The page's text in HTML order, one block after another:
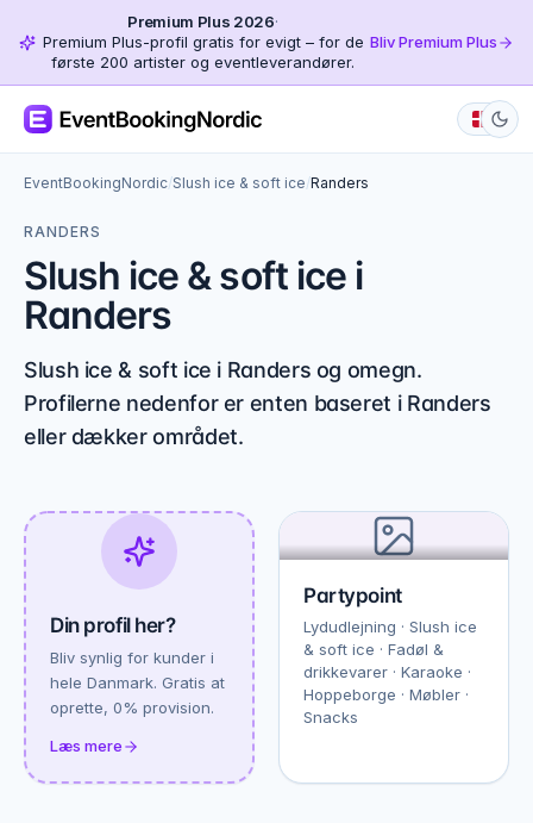
Premium Plus 2026·
Premium Plus-profil gratis for evigt – for de
første 200 artister og eventleverandører.
Bliv Premium Plus
EventBookingNordic/Slush ice & soft ice/Randers
RANDERS
Slush ice & soft ice i
Randers
Slush ice & soft ice i Randers og omegn.
Profilerne nedenfor er enten baseret i Randers
eller dækker området.
Din profil her?
Bliv synlig for kunder i
hele Danmark. Gratis at
oprette, 0% provision.
Læs mere
Partypoint
Lydudlejning · Slush ice
& soft ice · Fadøl &
drikkevarer · Karaoke ·
Hoppeborge · Møbler ·
Snacks